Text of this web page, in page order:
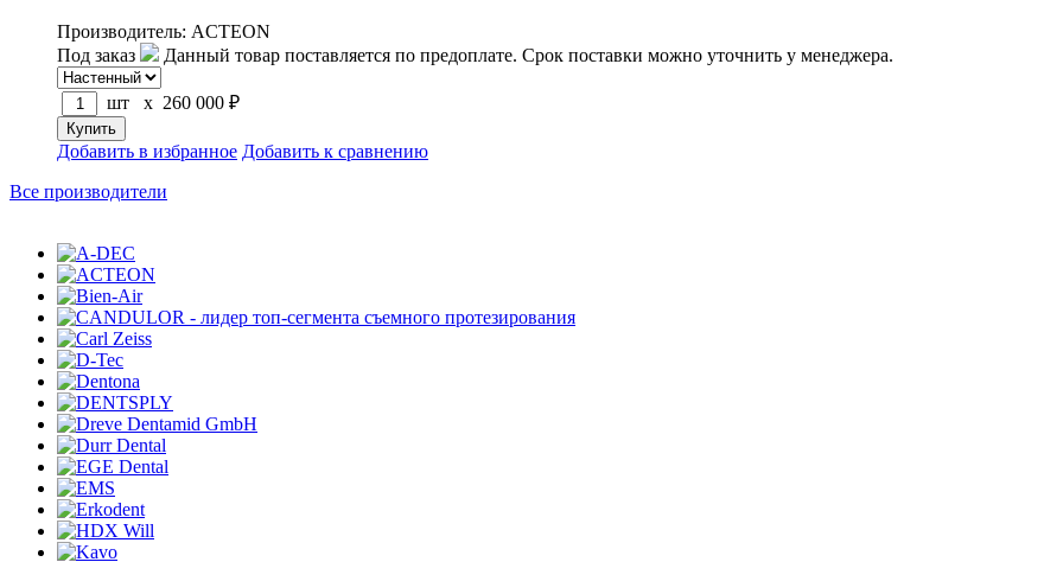
Производитель: ACTEON
Под заказ
Данный товар поставляется по предоплате. Срок поставки можно уточнить у менеджера.
шт x 260 000 ₽
Добавить в избранное Добавить к сравнению
Все производители